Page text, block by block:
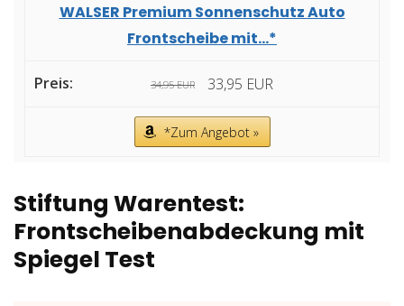
WALSER Premium Sonnenschutz Auto
Frontscheibe mit...*
34,95 EUR 33,95 EUR
*Zum Angebot »
Stiftung Warentest:
Frontscheibenabdeckung mit
Spiegel Test